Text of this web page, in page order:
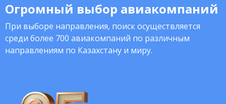
Огромный выбор авиакомпаний
При выборе направления, поиск осуществляется
среди более 700 авиакомпаний по различным
направлениям по Казахстану и миру.